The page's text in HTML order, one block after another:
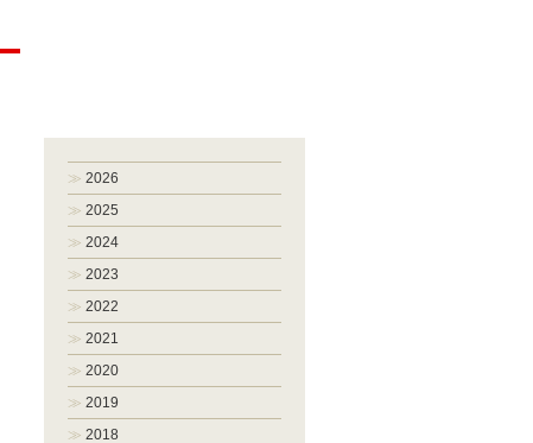
2026
2025
2024
2023
2022
2021
2020
2019
2018